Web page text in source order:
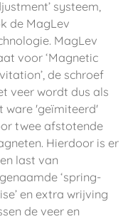
systeem,
de MagLev
MagLev
voor ‘Magnetic
de schroef
veer wordt dus als
ware 'geïmiteerd'
twee afstotende
Hierdoor is er
last van
‘spring-
en extra wrijving
de veer en